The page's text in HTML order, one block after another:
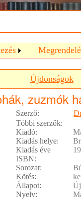
Újdonságok
zuzmók
Szerző:
Többi szerzők:
Kiadó:
Kiadás helye:
Kiadás éve
ISBN:
Sorozat:
Kötés:
Állapot:
Nyelv: